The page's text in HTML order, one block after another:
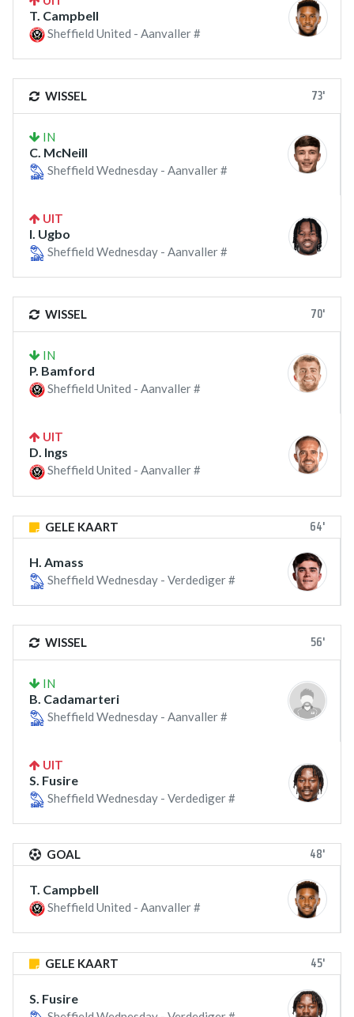
T. Campbell
Sheffield United - Aanvaller #
WISSEL 73'
IN
C. McNeill
Sheffield Wednesday - Aanvaller #
UIT
I. Ugbo
Sheffield Wednesday - Aanvaller #
WISSEL 70'
IN
P. Bamford
Sheffield United - Aanvaller #
UIT
D. Ings
Sheffield United - Aanvaller #
GELE KAART 64'
H. Amass
Sheffield Wednesday - Verdediger #
WISSEL 56'
IN
B. Cadamarteri
Sheffield Wednesday - Aanvaller #
UIT
S. Fusire
Sheffield Wednesday - Verdediger #
GOAL 48'
T. Campbell
Sheffield United - Aanvaller #
GELE KAART 45'
S. Fusire